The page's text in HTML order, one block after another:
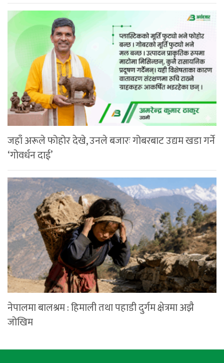
जहाँ अरूले फोहोर देखे, उनले बजारः गोबरबाट उद्यम खडा गर्ने
‘गोवर्धन दाई’
नेपालमा बालश्रम : हिमाली तथा पहाडी दुर्गम क्षेत्रमा अझै
जोखिम